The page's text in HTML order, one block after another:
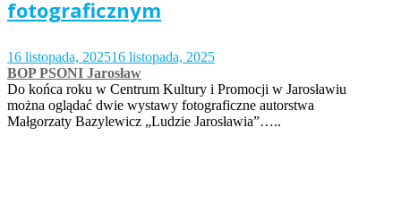
fotograficznym
16 listopada, 202516 listopada, 2025
BOP PSONI Jarosław
Do końca roku w Centrum Kultury i Promocji w Jarosławiu
można oglądać dwie wystawy fotograficzne autorstwa
Małgorzaty Bazylewicz „Ludzie Jarosławia”…..